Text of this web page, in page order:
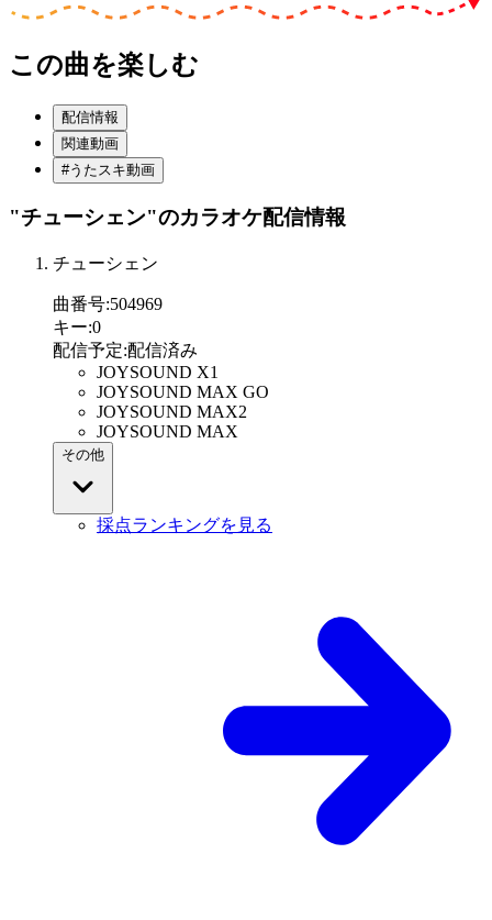
この曲を楽しむ
配信情報
関連動画
#うたスキ動画
"チューシェン"のカラオケ配信情報
チューシェン
曲番号:504969
キー:0
配信予定:配信済み
JOYSOUND X1
JOYSOUND MAX GO
JOYSOUND MAX2
JOYSOUND MAX
その他
採点ランキングを見る